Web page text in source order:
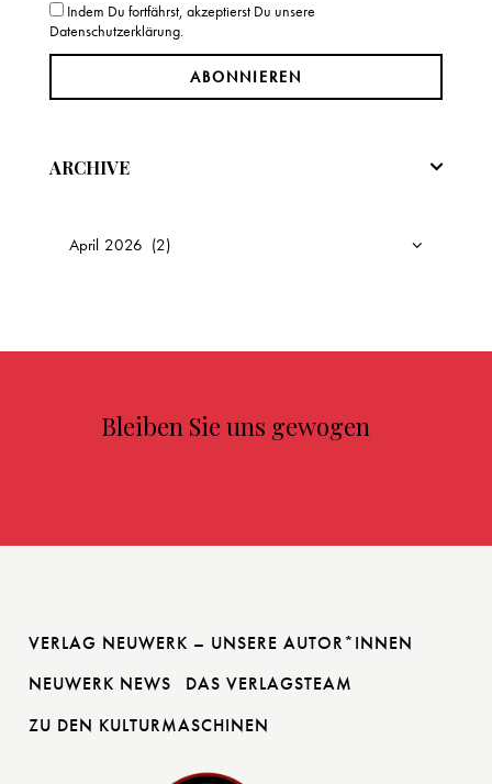
Indem Du fortfährst, akzeptierst Du unsere
Datenschutzerklärung.
ARCHIVE
Bleiben Sie uns gewogen
VERLAG NEUWERK – UNSERE AUTOR*INNEN
NEUWERK NEWS
DAS VERLAGSTEAM
ZU DEN KULTURMASCHINEN